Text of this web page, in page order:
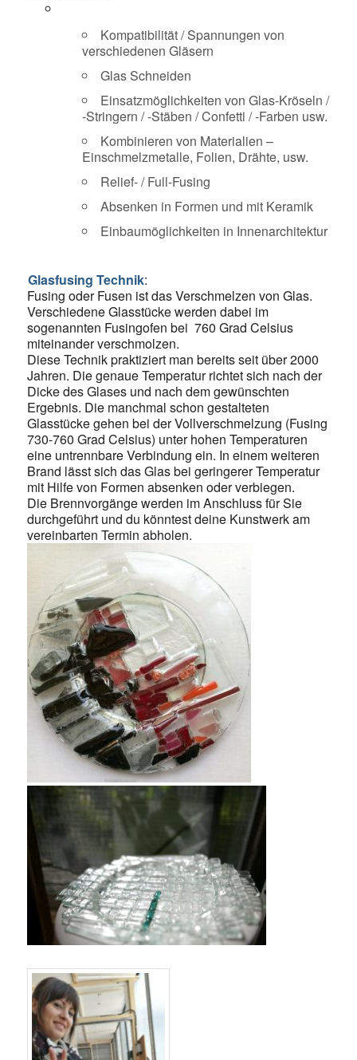
Kompatibilität / Spannungen von
verschiedenen Gläsern
Glas Schneiden
Einsatzmöglichkeiten von Glas-Kröseln /
-Stringern / -Stäben / Confetti / -Farben usw.
Kombinieren von Materialien –
Einschmelzmetalle, Folien, Drähte, usw.
Relief- / Full-Fusing
Absenken in Formen und mit Keramik
Einbaumöglichkeiten in Innenarchitektur
Glasfusing Technik:
Fusing oder Fusen ist das Verschmelzen von Glas.
Verschiedene Glasstücke werden dabei im
sogenannten Fusingofen bei 760 Grad Celsius
miteinander verschmolzen.
Diese Technik praktiziert man bereits seit über 2000
Jahren. Die genaue Temperatur richtet sich nach der
Dicke des Glases und nach dem gewünschten
Ergebnis. Die manchmal schon gestalteten
Glasstücke gehen bei der Vollverschmelzung (Fusing
730-760 Grad Celsius) unter hohen Temperaturen
eine untrennbare Verbindung ein. In einem weiteren
Brand lässt sich das Glas bei geringerer Temperatur
mit Hilfe von Formen absenken oder verbiegen.
Die Brennvorgänge werden im Anschluss für Sie
durchgeführt und du könntest deine Kunstwerk am
vereinbarten Termin abholen.